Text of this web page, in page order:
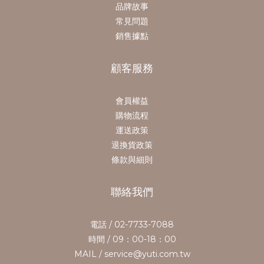
品牌故事
常見問題
銷售據點
顧客服務
會員權益
購物流程
運送政策
退換貨政策
條款與細則
聯絡我們
電話 / 02-7733-7088
時間 / 09：00-18：00
MAIL / service@yuti.com.tw